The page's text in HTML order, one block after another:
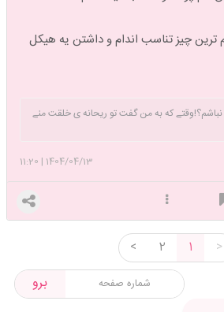
ترین چیز تناسب اندام و داشتن یه هیکل
که به من گفت تو ریحانه ی خلقت منے
1404/04/13
|
11:20
>
1
2
<
برو